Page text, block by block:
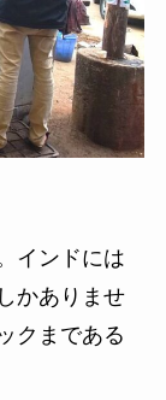
インドには
かありませ
クまである